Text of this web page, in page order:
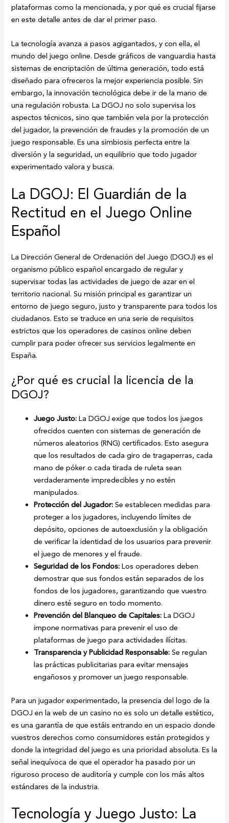
plataformas como la mencionada, y por qué es crucial fijarse
en este detalle antes de dar el primer paso.
La tecnología avanza a pasos agigantados, y con ella, el
mundo del juego online. Desde gráficos de vanguardia hasta
sistemas de encriptación de última generación, todo está
diseñado para ofreceros la mejor experiencia posible. Sin
embargo, la innovación tecnológica debe ir de la mano de
una regulación robusta. La DGOJ no solo supervisa los
aspectos técnicos, sino que también vela por la protección
del jugador, la prevención de fraudes y la promoción de un
juego responsable. Es una simbiosis perfecta entre la
diversión y la seguridad, un equilibrio que todo jugador
experimentado valora y busca.
La DGOJ: El Guardián de la
Rectitud en el Juego Online
Español
La Dirección General de Ordenación del Juego (DGOJ) es el
organismo público español encargado de regular y
supervisar todas las actividades de juego de azar en el
territorio nacional. Su misión principal es garantizar un
entorno de juego seguro, justo y transparente para todos los
ciudadanos. Esto se traduce en una serie de requisitos
estrictos que los operadores de casinos online deben
cumplir para poder ofrecer sus servicios legalmente en
España.
¿Por qué es crucial la licencia de la
DGOJ?
Juego Justo: La DGOJ exige que todos los juegos
ofrecidos cuenten con sistemas de generación de
números aleatorios (RNG) certificados. Esto asegura
que los resultados de cada giro de tragaperras, cada
mano de póker o cada tirada de ruleta sean
verdaderamente impredecibles y no estén
manipulados.
Protección del Jugador: Se establecen medidas para
proteger a los jugadores, incluyendo límites de
depósito, opciones de autoexclusión y la obligación
de verificar la identidad de los usuarios para prevenir
el juego de menores y el fraude.
Seguridad de los Fondos: Los operadores deben
demostrar que sus fondos están separados de los
fondos de los jugadores, garantizando que vuestro
dinero esté seguro en todo momento.
Prevención del Blanqueo de Capitales: La DGOJ
impone normativas para prevenir el uso de
plataformas de juego para actividades ilícitas.
Transparencia y Publicidad Responsable: Se regulan
las prácticas publicitarias para evitar mensajes
engañosos y promover un juego responsable.
Para un jugador experimentado, la presencia del logo de la
DGOJ en la web de un casino no es solo un detalle estético,
es una garantía de que estáis entrando en un espacio donde
vuestros derechos como consumidores están protegidos y
donde la integridad del juego es una prioridad absoluta. Es la
señal inequívoca de que el operador ha pasado por un
riguroso proceso de auditoría y cumple con los más altos
estándares de la industria.
Tecnología y Juego Justo: La